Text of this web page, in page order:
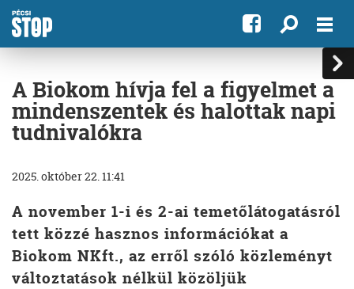
A Biokom hívja fel a figyelmet a
mindenszentek és halottak napi
tudnivalókra
2025. október 22. 11:41
A november 1-i és 2-ai temetőlátogatásról
tett közzé hasznos információkat a
Biokom NKft., az erről szóló közleményt
változtatások nélkül közöljük